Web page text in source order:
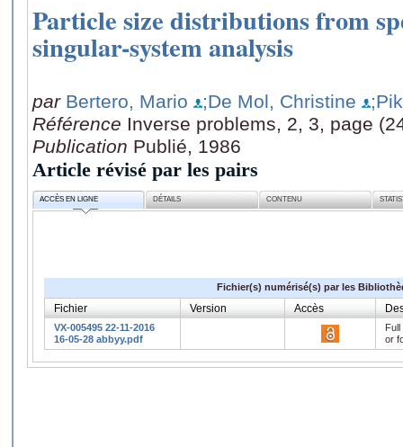
Particle size distributions from
singular-system analysis
par Bertero, Mario ;De Mol, Christine
Référence Inverse problems, 2, 3, page
Publication Publié, 1986
Article révisé par les pairs
ACCÈS EN LIGNE DÉTAILS CONTENU
Fichier(s) numérisé(s) par les
Fichier Version Accès
VX-005495 22-11-2016
16-05-28 abbyy.pdf
or